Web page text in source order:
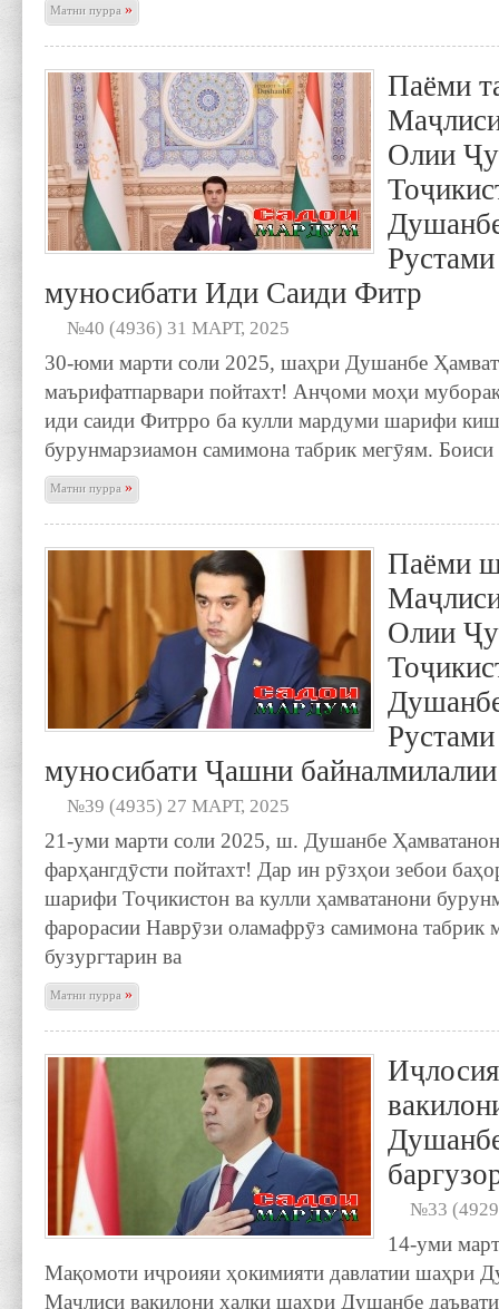
Матни пурра»
Паёми
Олии
муносибати Иди Саиди Фитр
№40 (4936) 31 МАРТ, 2025
30-юми марти соли 2025, шаҳри Душанбе
маърифатпарвари пойтахт! Анҷоми моҳи
иди саиди Фитрро ба кулли мардуми шарифи
бурунмарзиамон самимона табрик мегӯям.
Матни пурра»
Паёми
Олии
муносибати Ҷашни
№39 (4935) 27 МАРТ, 2025
21-уми марти соли 2025, ш. Душанбе
фарҳангдӯсти пойтахт! Дар ин рӯзҳои зебои
шарифи Тоҷикистон ва кулли ҳамватанони
фарорасии Наврӯзи оламафрӯз самимона табрик
бузургтарин ва
Матни пурра»
№33
14-уми
Мақомоти иҷроияи ҳокимияти давлатии шаҳри
Маҷлиси вакилони халқи шаҳри Душанбе